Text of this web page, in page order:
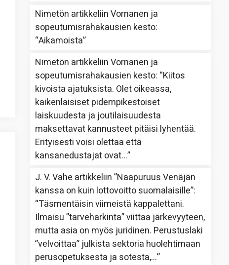
Nimetön artikkeliinVornanen ja
sopeutumisrahakausien kesto:
“Aikamoista”
Nimetön artikkeliinVornanen ja
sopeutumisrahakausien kesto: “Kiitos
kivoista ajatuksista. Olet oikeassa,
kaikenlaisiset pidempikestoiset
laiskuudesta ja joutilaisuudesta
maksettavat kannusteet pitäisi lyhentää.
Erityisesti voisi olettaa että
kansanedustajat ovat…”
J. V. Vahe artikkeliin”Naapuruus Venäjän
kanssa on kuin lottovoitto suomalaisille”:
“Täsmentäisin viimeistä kappalettani.
Ilmaisu ”tarveharkinta” viittaa järkevyyteen,
mutta asia on myös juridinen. Perustuslaki
”velvoittaa” julkista sektoria huolehtimaan
perusopetuksesta ja sotesta,…”